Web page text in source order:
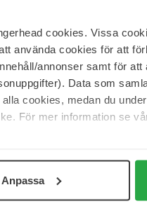
cookies. Vissa
använda cookies för att
annonser samt för
Data som
cookies, medan du
För mer information se
Anpassa